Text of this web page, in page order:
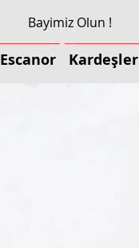
Escanor Kardeşler
Bayimiz Olun !
Escanor Kardeşler